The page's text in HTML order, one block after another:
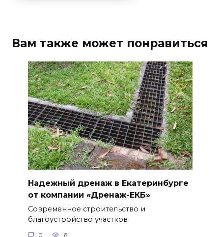
Вам также может понравиться
Надежный дренаж в Екатеринбурге
от компании «Дренаж-ЕКБ»
Современное строительство и
благоустройство участков
0 6